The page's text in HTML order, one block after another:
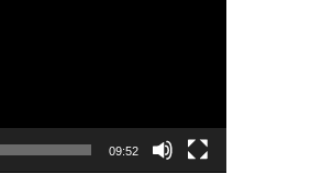
09:52